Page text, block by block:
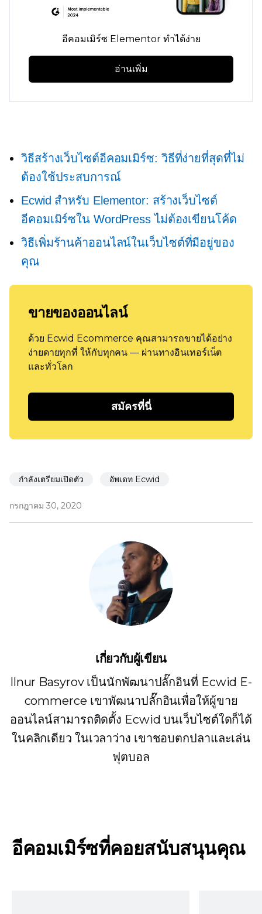
อีคอมเมิร์ซ Elementor ทำได้ง่าย
อ่านเพิ่ม
วิธีสร้างเว็บไซต์อีคอมเมิร์ซ: วิธีที่ง่ายที่สุดที่ไม่
ต้องใช้ประสบการณ์
Ecwid สำหรับ Elementor: สร้างเว็บไซต์
อีคอมเมิร์ซใน WordPress ไม่ต้องเขียนโค้ด
วิธีเพิ่มร้านค้าออนไลน์ในเว็บไซต์ที่มีอยู่ของ
คุณ
ขายของออนไลน์
ด้วย Ecwid Ecommerce คุณสามารถขายได้อย่าง
ง่ายดายทุกที่ ให้กับทุกคน — ผ่านทางอินเทอร์เน็ต
และทั่วโลก
สมัครที่นี่
กำลังเตรียมเปิดตัว อัพเดท Ecwid
กรกฎาคม 30, 2020
เกี่ยวกับผู้เขียน
Ilnur Basyrov เป็นนักพัฒนาปลั๊กอินที่ Ecwid E-
commerce เขาพัฒนาปลั๊กอินเพื่อให้ผู้ขาย
ออนไลน์สามารถติดตั้ง Ecwid บนเว็บไซต์ใดก็ได้
ในคลิกเดียว ในเวลาว่าง เขาชอบตกปลาและเล่น
ฟุตบอล
อีคอมเมิร์ซที่คอยสนับสนุนคุณ